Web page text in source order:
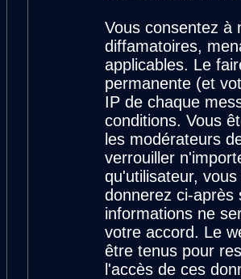
Vous consentez à
diffamatoires,
applicables. Le
permanente (et
IP de chaque
conditions. Vous
les modérateurs
verrouiller
qu'utilisateur,
donnerez ci-après
informations ne
votre accord. Le
être tenus pour
l'accès de ces